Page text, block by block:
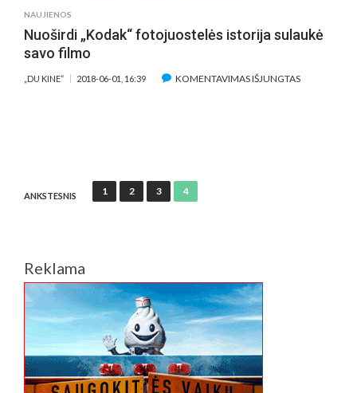
NAUJIENOS
Nuoširdi „Kodak“ fotojuostelės istorija sulaukė
savo filmo
„DU KINE“ 2018-06-01, 16:39 KOMENTAVIMAS IŠJUNGTASĮRAŠE
ANKSTESNIS 1 2 3 4
Reklama